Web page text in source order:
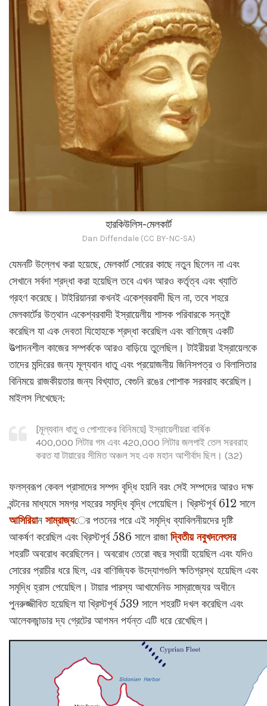
হারকিউলিস-মেলকার্ট
Dan Diffendale (CC BY-NC-SA)
যেমনটি উল্লেখ করা হয়েছে, মেলকার্ট সোরের কাছে নতুন ছিলেন না এবং
সেখানে সর্বদা শ্রদ্ধা করা হয়েছিল তবে এখন আরও কর্তৃত্ব এবং খ্যাতি
গ্রহণ করেছে। টাইরিয়ানরা কখনই একেশ্বরবাদী ছিল না, তবে শহরে
মেলকার্টের উত্থান একেশ্বরবাদী ইস্রায়েলীয় শাসক পরিবারকে সন্তুষ্ট
করেছিল যা এক দেবতা যিহোহকে শ্রদ্ধা করেছিল এবং বাণিজ্যে একটি
উত্পাদনশীল কাজের সম্পর্ককে আরও বাড়িয়ে তুলেছিল। টাইরীয়রা ইস্রায়েলকে
তাদের মন্দিরের জন্য মূল্যবান ধাতু এবং প্রয়োজনীয় জিনিসপত্র ও বিলাসিতার
বিনিময়ে রাজকীয়তার জন্য বিখ্যাত, বেগুনি রঙের পোশাক সরবরাহ করেছিল।
মাইলস লিখেছেন:
[মূল্যবান ধাতু ও পোশাকের বিনিময়ে] ইস্রায়েলীয়রা বার্ষিক
400,000 লিটার গম এবং 420,000 লিটার জলপাই তেল সরবরাহ
করত যা টায়ারের সীমিত অঞ্চল সহ এক মহান আশীর্বাদ ছিল। (32)
ফলস্বরূপ কেবল প্রাসাদের সম্পদ বৃদ্ধি হয়নি বরং সেই সম্পদের আরও দক্ষ
বন্টনের মাধ্যমে সমগ্র শহরের সমৃদ্ধি বৃদ্ধি পেয়েছিল। খ্রিস্টপূর্ব 612 সালে
আসিরিয়ান সাম্রাজ্যের পতনের পরে এই সমৃদ্ধি ব্যাবিলনীয়দের দৃষ্টি
আকর্ষণ করেছিল এবং খ্রিস্টপূর্ব 586 সালে রাজাদ্বিতীয় নবুখদনেৎসর
শহরটি অবরোধ করেছিলেন। অবরোধ তেরো বছর স্থায়ী হয়েছিল এবং যদিও
সোরের প্রাচীর ধরে ছিল, এর বাণিজ্যিক উদ্যোগগুলি ক্ষতিগ্রস্থ হয়েছিল এবং
সমৃদ্ধি হ্রাস পেয়েছিল। টায়ার পারস্য আখামেনিড সাম্রাজ্যের অধীনে
পুনরুজ্জীবিত হয়েছিল যা খ্রিস্টপূর্ব 539 সালে শহরটি দখল করেছিল এবং
আলেকজান্ডার দ্য গ্রেটের আগমন পর্যন্ত এটি ধরে রেখেছিল।